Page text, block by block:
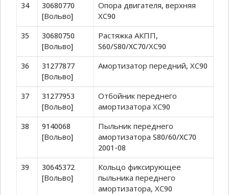
34
30680770
[Вольво]
Опора двигателя, верхняя
ХС90
35
30680750
[Вольво]
Растяжка АКПП,
S60/S80/XC70/ХС90
36
31277877
[Вольво]
Амортизатор передний, ХС90
37
31277953
[Вольво]
Отбойник переднего
амортизатора ХС90
38
9140068
[Вольво]
Пыльник переднего
амортизатора S80/60/XC70
2001-08
39
30645372
[Вольво]
Кольцо фиксирующее
пыльника переднего
амортизатора, ХС90